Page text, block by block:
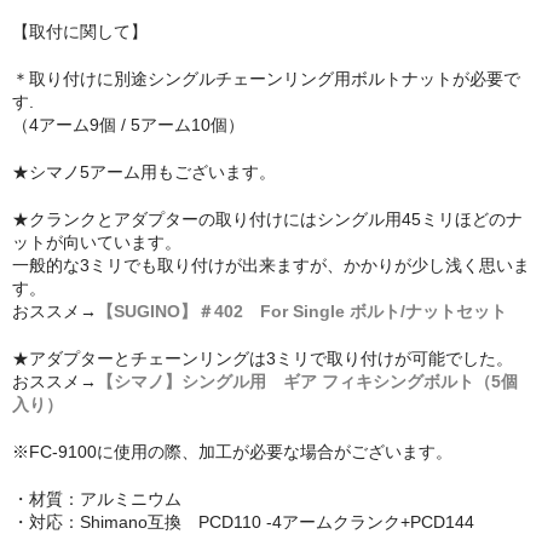
MTBブレーキ
MTBペダル
Di2
ROADディレーラー
ROADブレーキ
カセットスプロケット
【取付に関して】
＊取り付けに別途シングルチェーンリング用ボルトナットが必要で
す.
（4アーム9個 / 5アーム10個）
★シマノ5アーム用もございます。
★クランクとアダプターの取り付けにはシングル用45ミリほどのナ
ットが向いています。
一般的な3ミリでも取り付けが出来ますが、かかりが少し浅く思いま
す。
おススメ → 【SUGINO】＃402 For Single ボルト/ナットセット
★アダプターとチェーンリングは3ミリで取り付けが可能でした。
おススメ→
【シマノ】シングル用 ギア フィキシングボルト（5個
入り）
※FC-9100に使用の際、加工が必要な場合がございます。
・材質：アルミニウム
・対応：Shimano互換 PCD110 -4アームクランク+PCD144